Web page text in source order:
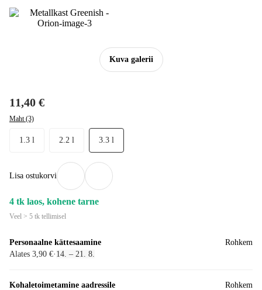
Kuva galerii
11,40 €
Maht (3)
1.3 l 2.2 l 3.3 l
Lisa ostukorvi
4 tk laos, kohene tarne
Veel > 5 tk tellimisel
Personaalne kättesaamine
Alates 3,90 €· 14. – 21. 8.
Rohkem
Kohaletoimetamine aadressile
Rohkem